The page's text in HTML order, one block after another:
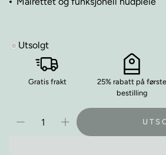
Utsolgt
Gratis frakt
25% rabatt på første
bestilling